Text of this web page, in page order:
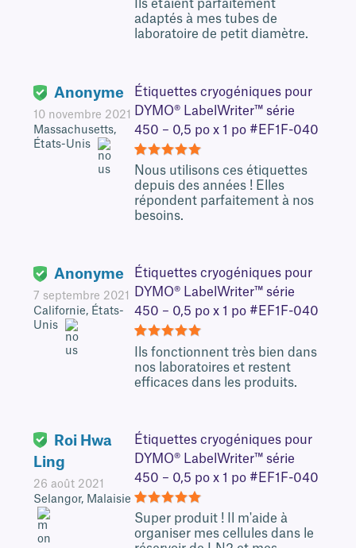
Ils étaient parfaitement
adaptés à mes tubes de
laboratoire de petit diamètre.
Anonyme
10 novembre 2021
Massachusetts,
États-Unis
Étiquettes cryogéniques pour
DYMO® LabelWriter™ série
450 – 0,5 po x 1 po #EF1F-040
5Nous utilisons ces étiquettes
depuis des années ! Elles
répondent parfaitement à nos
besoins.
Anonyme
7 septembre 2021
Californie, États-
Unis
Étiquettes cryogéniques pour
DYMO® LabelWriter™ série
450 – 0,5 po x 1 po #EF1F-040
5Ils fonctionnent très bien dans
nos laboratoires et restent
efficaces dans les produits.
Roi Hwa
Ling
26 août 2021
Selangor, Malaisie
Étiquettes cryogéniques pour
DYMO® LabelWriter™ série
450 – 0,5 po x 1 po #EF1F-040
5
Super produit ! Il m'aide à
organiser mes cellules dans le